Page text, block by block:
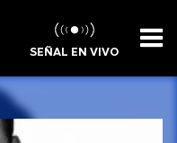
SEÑAL EN VIVO